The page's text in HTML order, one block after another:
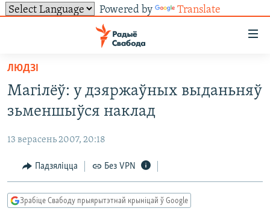
Powered by Translate
ўнівэрсальнага
доступу
Перайсьці
да
галоўнага
Перайсьці
Перайсьці
УСЕ НАВІНЫ
ЛЮДЗІ
ПАЛІТЫКА
ВАЙНА
ТОЛЬКІ НА СВАБОДЗЕ
БЛОГІ
ГІСТОРЫЯ НА СВАБОДЗЕ
КНІГІ
АБЫСЬЦІ БЛЯКАВАНЬНЕ
ПАДЗЯЛІЦЦА ІНФАРМАЦЫЯЙ
ПАДПІСАЦЦА
RSS
FACEBOOK
ЛЮДЗІ
Магілёў: у дзяржаўных выданьняў
зьменшыўся наклад
13 верасень 2007, 20:18
Падзяліцца Без VPN
Зрабіце Свабоду прыярытэтнай крыніцай ў Google